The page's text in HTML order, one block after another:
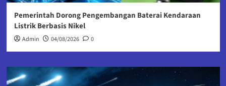
Pemerintah Dorong Pengembangan Baterai Kendaraan
Listrik Berbasis Nikel
Admin 04/08/2026 0